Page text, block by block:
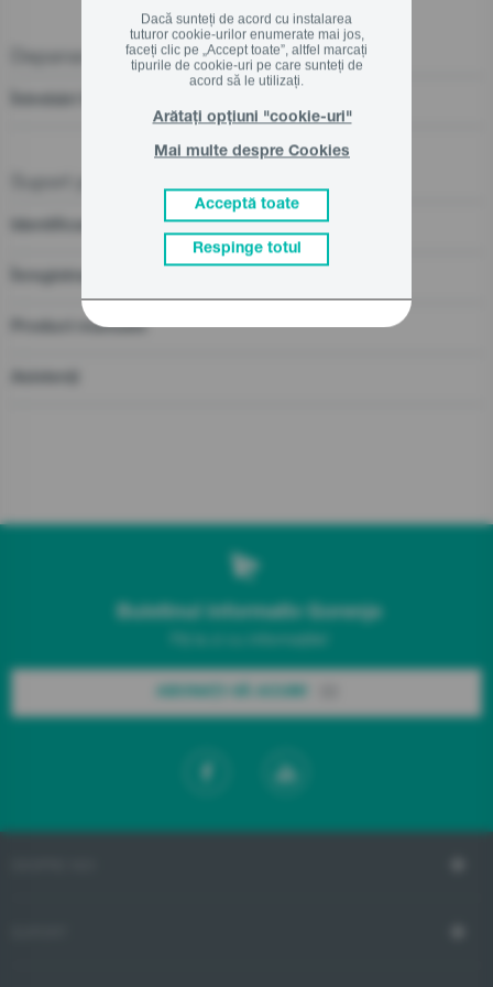
Dacă sunteți de acord cu instalarea
tuturor cookie-urilor enumerate mai jos,
faceți clic pe „Accept toate”, altfel marcați
tipurile de cookie-uri pe care sunteți de
acord să le utilizați.
Acceptă toate
Respinge totul
Arătați opțiuni "cookie-uri"
Mai multe despre Cookies
Depanarea
Suport pre și post vânzare
Identificarea distribuitorilor
Product manuals
Buletinul informativ Gorenje
Fiți la zi cu informațiile!
ABONAȚI-VĂ ACUM!